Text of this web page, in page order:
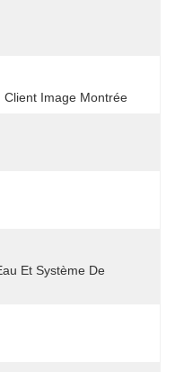
Client Image Montrée
Et Système De